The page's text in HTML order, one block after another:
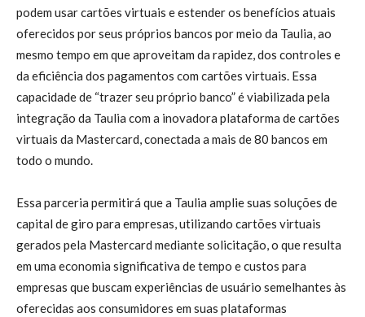
podem usar cartões virtuais e estender os benefícios atuais
oferecidos por seus próprios bancos por meio da Taulia, ao
mesmo tempo em que aproveitam da rapidez, dos controles e
da eficiência dos pagamentos com cartões virtuais. Essa
capacidade de “trazer seu próprio banco” é viabilizada pela
integração da Taulia com a inovadora plataforma de cartões
virtuais da Mastercard, conectada a mais de 80 bancos em
todo o mundo.
Essa parceria permitirá que a Taulia amplie suas soluções de
capital de giro para empresas, utilizando cartões virtuais
gerados pela Mastercard mediante solicitação, o que resulta
em uma economia significativa de tempo e custos para
empresas que buscam experiências de usuário semelhantes às
oferecidas aos consumidores em suas plataformas